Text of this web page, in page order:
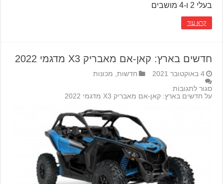
בעלי 2 ו-4 מושבים
קרא עוד
חדשים בארץ: קאן-אם מאבריק X3 מדגמי 2022
4 באוקטובר 2021 חדשות מכונות
סגור לתגובות
על חדשים בארץ: קאן-אם מאבריק X3 מדגמי 2022